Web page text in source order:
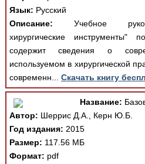
Язык: Русский
Описание: Учебное
хирургические
содержит сведения о
используемом в хирургической
современн... Скачать книгу
Название:
Автор: Шеррис Д.А., Керн Ю.Б.
Год издания: 2015
Размер: 117.56 МБ
Формат: pdf